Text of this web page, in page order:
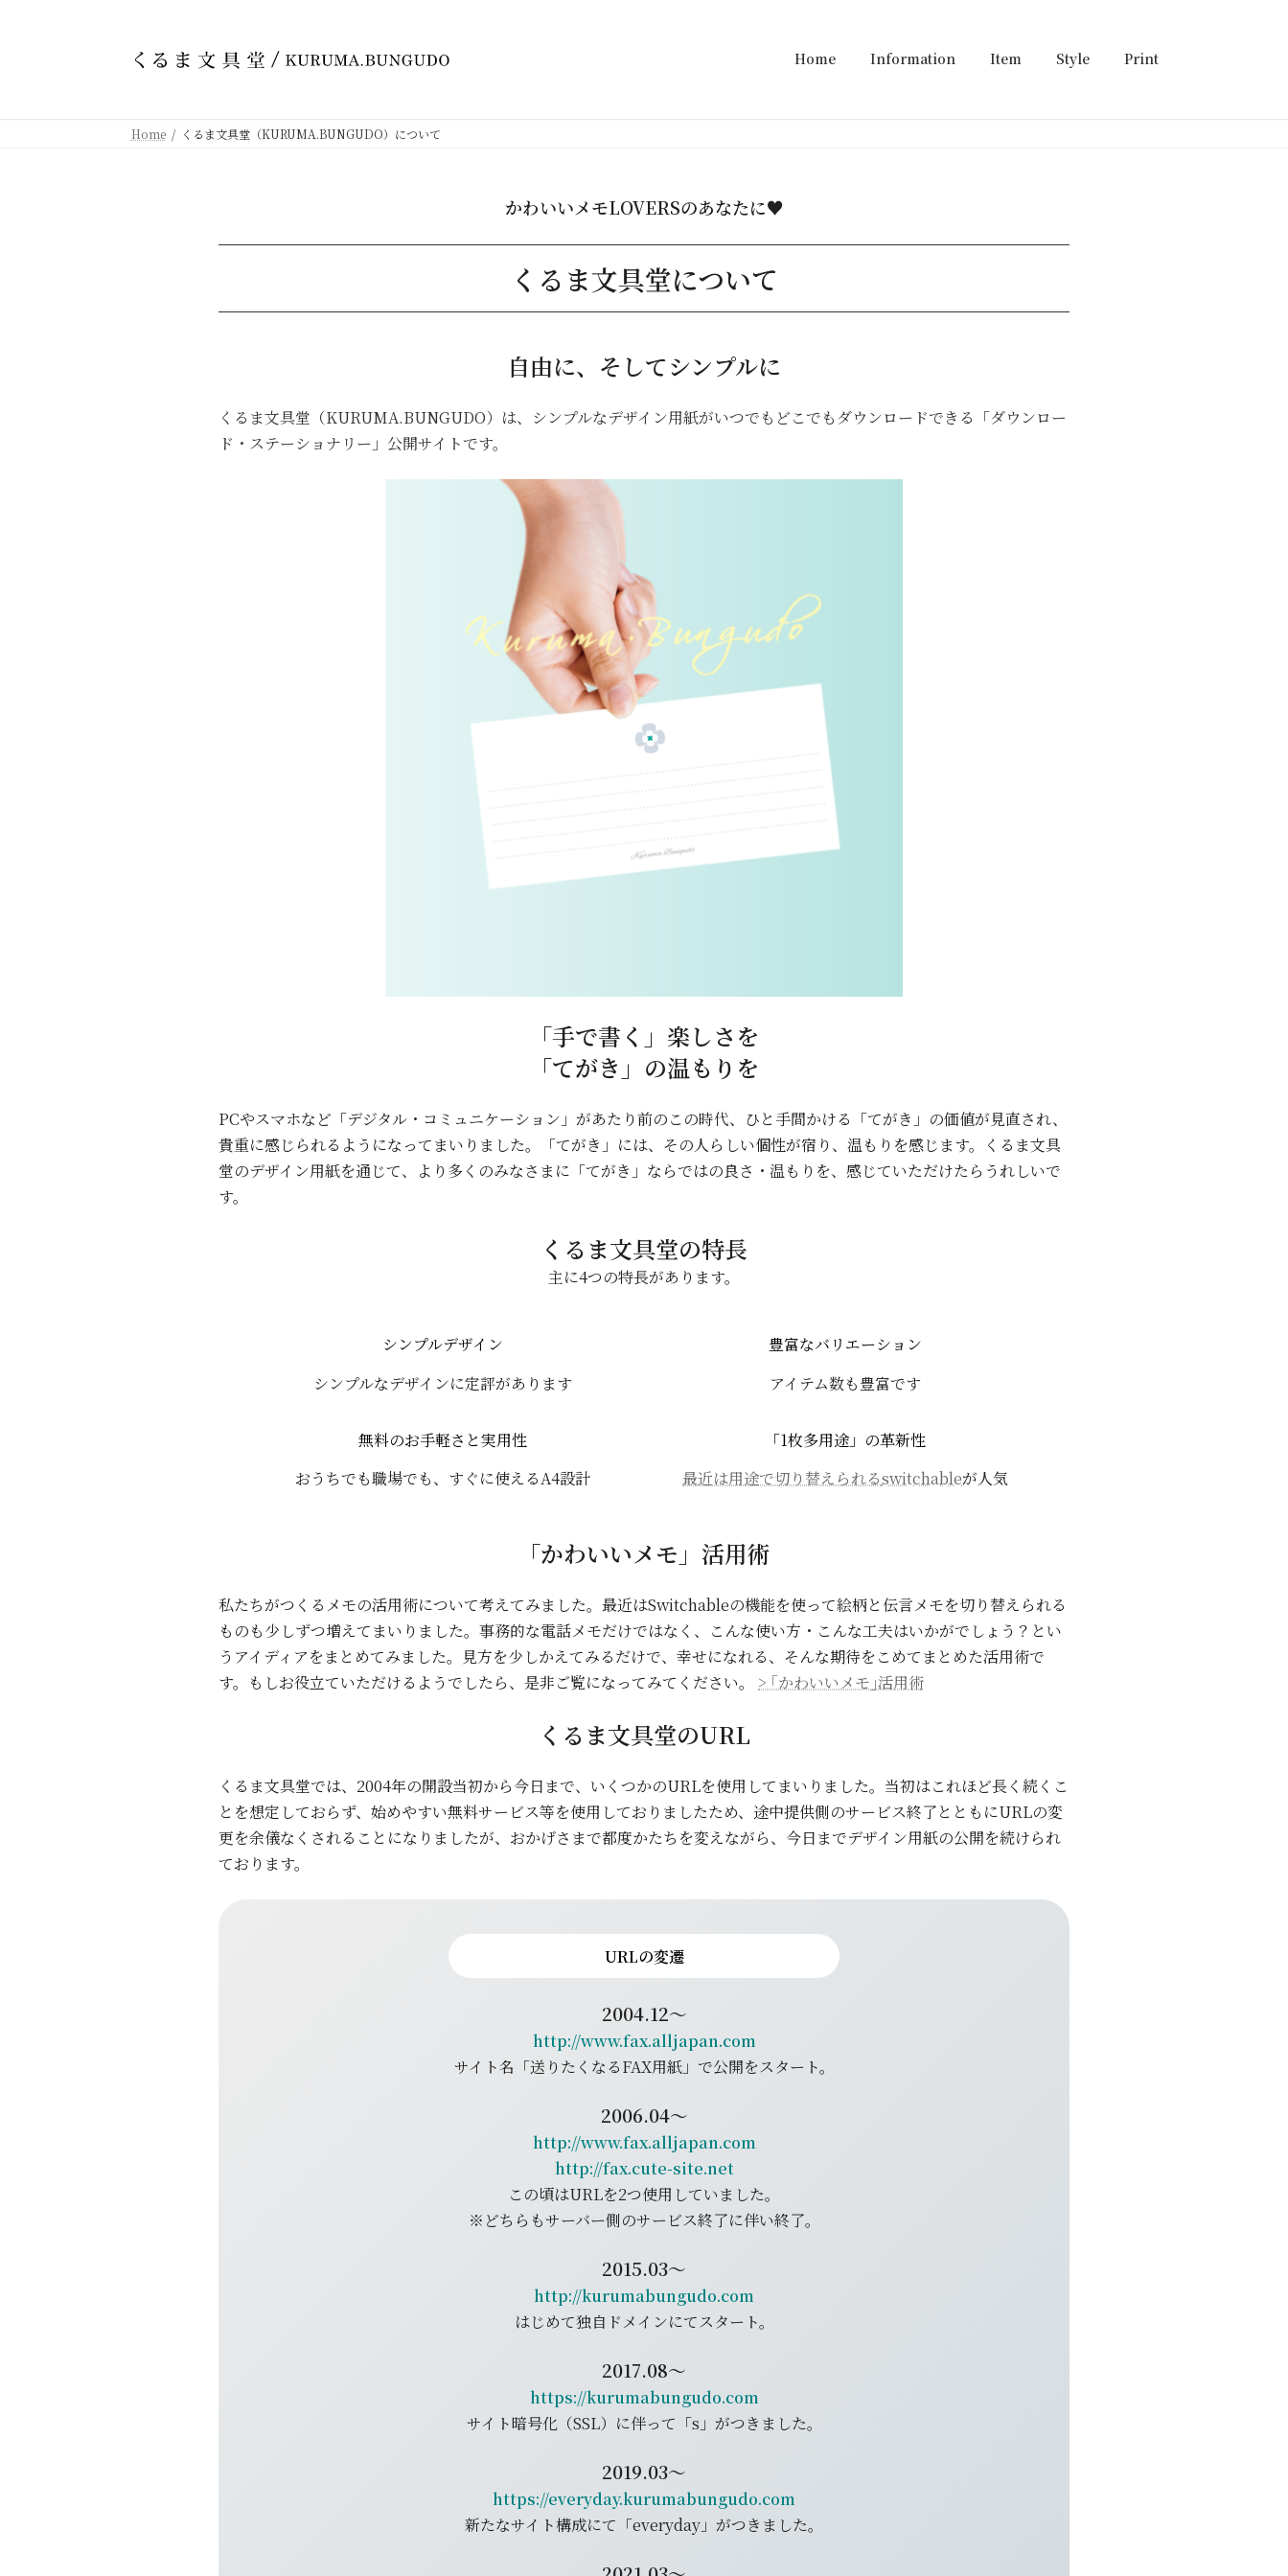
Home Information Item Style Print
Home くるま文具堂（KURUMA.BUNGUDO）について
かわいいメモLOVERSのあなたに♥
くるま文具堂について
自由に、そしてシンプルに
くるま文具堂（KURUMA.BUNGUDO）は、シンプルなデザイン用紙がいつでもどこでもダウンロードできる「ダウンロー
ド・ステーショナリー」公開サイトです。
「手で書く」楽しさを
「てがき」の温もりを
PCやスマホなど「デジタル・コミュニケーション」があたり前のこの時代、ひと手間かける「てがき」の価値が見直され、
貴重に感じられるようになってまいりました。「てがき」には、その人らしい個性が宿り、温もりを感じます。くるま文具
堂のデザイン用紙を通じて、より多くのみなさまに「てがき」ならではの良さ・温もりを、感じていただけたらうれしいで
す。
くるま文具堂の特長
主に4つの特長があります。
シンプルデザイン
シンプルなデザインに定評があります
豊富なバリエーション
アイテム数も豊富です
無料のお手軽さと実用性
おうちでも職場でも、すぐに使えるA4設計
「1枚多用途」の革新性
最近は用途で切り替えられるswitchableが人気
「かわいいメモ」活用術
私たちがつくるメモの活用術について考えてみました。最近はSwitchableの機能を使って絵柄と伝言メモを切り替えられる
ものも少しずつ増えてまいりました。事務的な電話メモだけではなく、こんな使い方・こんな工夫はいかがでしょう？とい
うアイディアをまとめてみました。見方を少しかえてみるだけで、幸せになれる、そんな期待をこめてまとめた活用術で
す。もしお役立ていただけるようでしたら、是非ご覧になってみてください。 > ｢かわいいメモ｣活用術
くるま文具堂のURL
くるま文具堂では、2004年の開設当初から今日まで、いくつかのURLを使用してまいりました。当初はこれほど長く続くこ
とを想定しておらず、始めやすい無料サービス等を使用しておりましたため、途中提供側のサービス終了とともにURLの変
更を余儀なくされることになりましたが、おかげさまで都度かたちを変えながら、今日までデザイン用紙の公開を続けられ
ております。
URLの変遷
2004.12～
http://www.fax.alljapan.com
サイト名「送りたくなるFAX用紙」で公開をスタート。
2006.04～
http://www.fax.alljapan.com
http://fax.cute-site.net
この頃はURLを2つ使用していました。
※どちらもサーバー側のサービス終了に伴い終了。
2015.03～
http://kurumabungudo.com
はじめて独自ドメインにてスタート。
2017.08～
https://kurumabungudo.com
サイト暗号化（SSL）に伴って「s」がつきました。
2019.03～
https://everyday.kurumabungudo.com
新たなサイト構成にて「everyday」がつきました。